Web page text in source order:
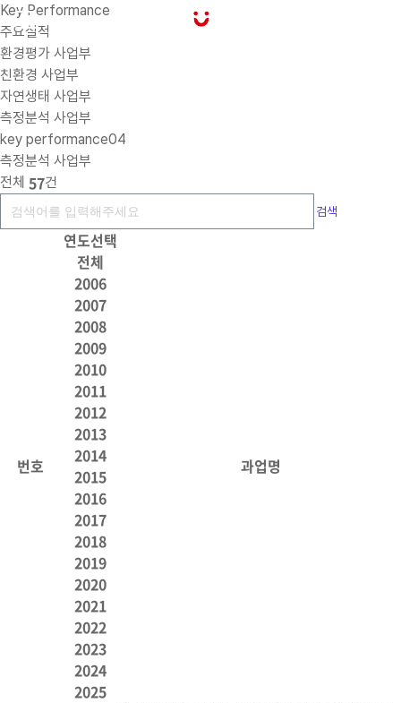
Key Performance
주요실적
환경평가 사업부
친환경 사업부
자연생태 사업부
측정분석 사업부
key performance04
측정분석 사업부
전체 57건
검색
번호
연도선택
전체
2006
2007
2008
2009
2010
2011
2012
2013
2014
2015
2016
2017
2018
2019
2020
2021
2022
2023
2024
2025
과업명